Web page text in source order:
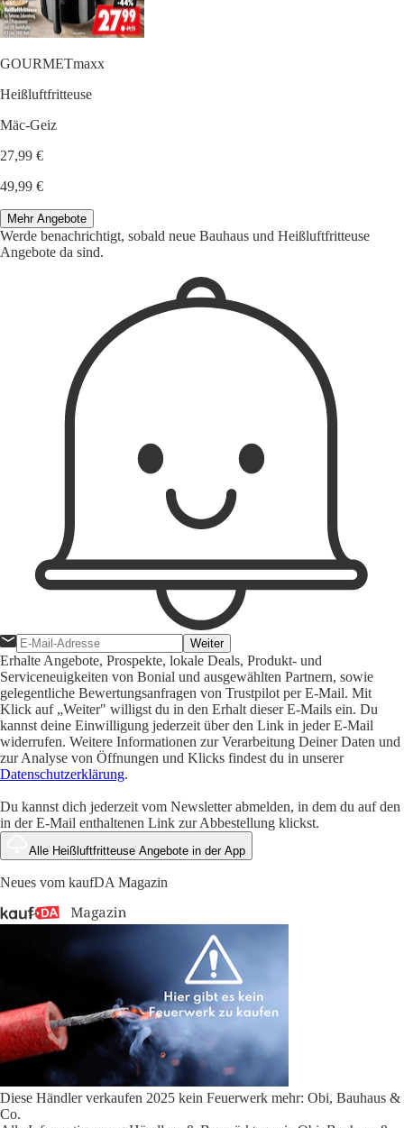
GOURMETmaxx
Heißluftfritteuse
Mäc-Geiz
27,99 €
49,99 €
Mehr Angebote
Werde benachrichtigt, sobald neue Bauhaus und Heißluftfritteuse
Angebote da sind.
Weiter
Erhalte Angebote, Prospekte, lokale Deals, Produkt- und
Serviceneuigkeiten von Bonial und ausgewählten Partnern, sowie
gelegentliche Bewertungsanfragen von Trustpilot per E-Mail. Mit
Klick auf „Weiter" willigst du in den Erhalt dieser E-Mails ein. Du
kannst deine Einwilligung jederzeit über den Link in jeder E-Mail
widerrufen. Weitere Informationen zur Verarbeitung Deiner Daten und
zur Analyse von Öffnungen und Klicks findest du in unserer
Datenschutzerklärung.
Du kannst dich jederzeit vom Newsletter abmelden, in dem du auf den
in der E-Mail enthaltenen Link zur Abbestellung klickst.
Alle Heißluftfritteuse Angebote in der App
Neues vom kaufDA Magazin
Diese Händler verkaufen 2025 kein Feuerwerk mehr: Obi, Bauhaus &
Co.